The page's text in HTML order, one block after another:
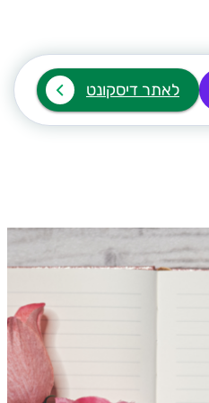
לאתר דיסקונט